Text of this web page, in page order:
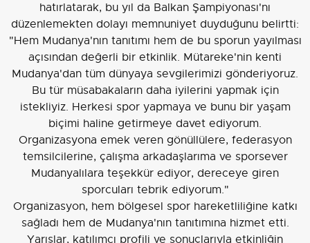
hatırlatarak, bu yıl da Balkan Şampiyonası'nı
düzenlemekten dolayı memnuniyet duyduğunu belirtti:
"Hem Mudanya'nın tanıtımı hem de bu sporun yayılması
açısından değerli bir etkinlik. Mütareke'nin kenti
Mudanya'dan tüm dünyaya sevgilerimizi gönderiyoruz.
Bu tür müsabakaların daha iyilerini yapmak için
istekliyiz. Herkesi spor yapmaya ve bunu bir yaşam
biçimi haline getirmeye davet ediyorum.
Organizasyona emek veren gönüllülere, federasyon
temsilcilerine, çalışma arkadaşlarıma ve sporsever
Mudanyalılara teşekkür ediyor, dereceye giren
sporcuları tebrik ediyorum."
Organizasyon, hem bölgesel spor hareketliliğine katkı
sağladı hem de Mudanya'nın tanıtımına hizmet etti.
Yarışlar, katılımcı profili ve sonuçlarıyla etkinliğin